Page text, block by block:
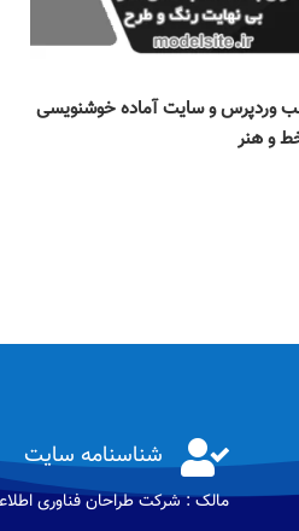
وردپرس و سایت آماده خوشنویسی
و هنر
 شناسنامه سایت
مالک : شرکت طراحان فناوری